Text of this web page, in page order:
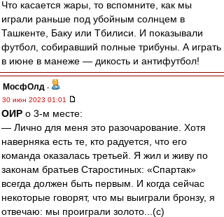
Что касается жары, то вспомните, как мы
играли раньше под убойным солнцем в
Ташкенте, Баку или Тбилиси. И показывали
футбол, собиравший полные трибуны. А играть
в июне в манеже — дикость и антифутбол!
МосфОлд -
30 июн 2023 01:01
ОИР о 3-м месте:
— Лично для меня это разочарование. Хотя
наверняка есть те, кто радуется, что его
команда оказалась третьей. Я жил и живу по
законам братьев Старостиных: «Спартак»
всегда должен быть первым. И когда сейчас
некоторые говорят, что мы выиграли бронзу, я
отвечаю: мы проиграли золото...(с)